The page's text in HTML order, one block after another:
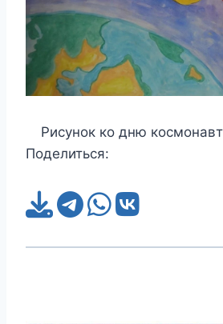
Рисунок ко дню
Поделиться: